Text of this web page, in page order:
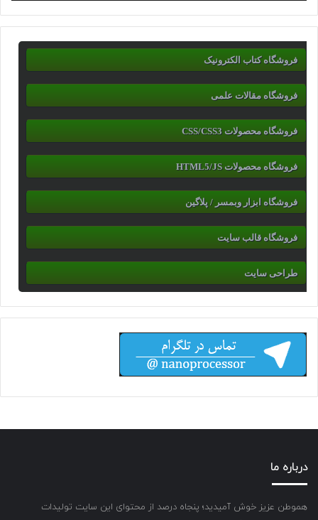
فروشگاه کتاب الکترونیک
فروشگاه مقالات علمی
فروشگاه محصولات CSS/CSS3
فروشگاه محصولات HTML5/JS
فروشگاه ابزار وبمسر / پلاگین
فروشگاه قالب سایت
طراحی سایت
درباره ما
هموطن عزیز خوش آمیدید؛ پنجاه درصد از محتوای این سایت تولیدات